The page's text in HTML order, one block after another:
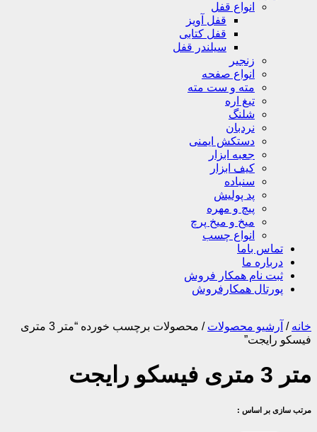
انواع قفل
قفل آویز
قفل کتابی
سیلندر قفل
زنجیر
انواع صفحه
مته و ست مته
تیغ اره
شلنگ
نردبان
دستکش ایمنی
جعبه ابزار
کیف ابزار
سنباده
پد پولیش
پیچ و مهره
میخ و میخ پرچ
انواع چسب
تماس باما
درباره ما
ثبت نام همکار فروش
پورتال همکارفروش
خانه / آرشیو محصولات /
محصولات برچسب خورده “متر 3 متری
فیسکو رایجت”
متر 3 متری فیسکو رایجت
مرتب سازی بر اساس :